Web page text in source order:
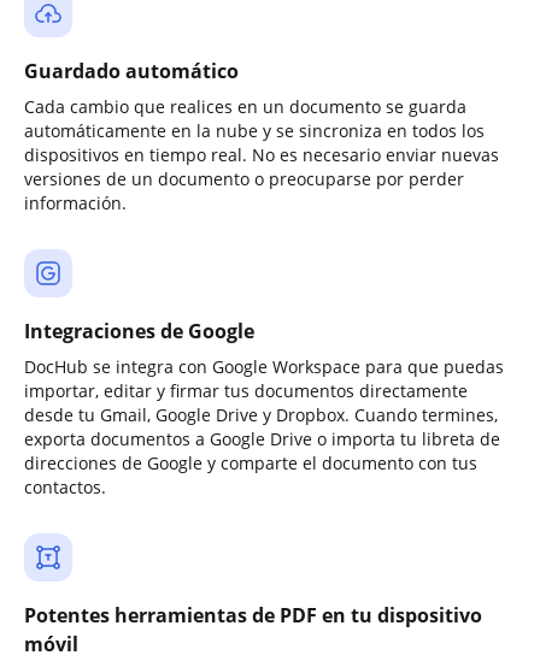
Guardado automático
Cada cambio que realices en un documento se guarda
automáticamente en la nube y se sincroniza en todos los
dispositivos en tiempo real. No es necesario enviar nuevas
versiones de un documento o preocuparse por perder
información.
Integraciones de Google
DocHub se integra con Google Workspace para que puedas
importar, editar y firmar tus documentos directamente
desde tu Gmail, Google Drive y Dropbox. Cuando termines,
exporta documentos a Google Drive o importa tu libreta de
direcciones de Google y comparte el documento con tus
contactos.
Potentes herramientas de PDF en tu dispositivo
móvil